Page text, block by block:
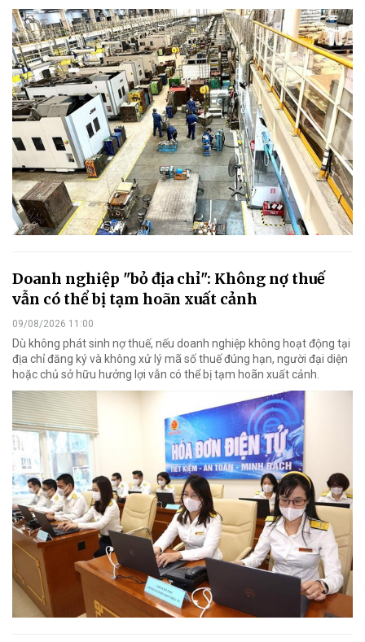
Doanh nghiệp "bỏ địa chỉ": Không nợ thuế
vẫn có thể bị tạm hoãn xuất cảnh
09/08/2026 11:00
Dù không phát sinh nợ thuế, nếu doanh nghiệp không hoạt động tại
địa chỉ đăng ký và không xử lý mã số thuế đúng hạn, người đại diện
hoặc chủ sở hữu hưởng lợi vẫn có thể bị tạm hoãn xuất cảnh.